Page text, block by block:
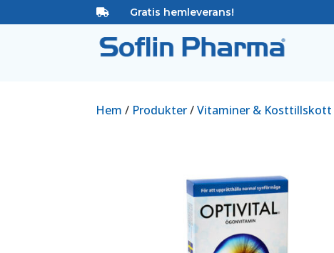
 Gratis hemleverans!
Hem / Produkter/Vitaminer & Kosttillskott